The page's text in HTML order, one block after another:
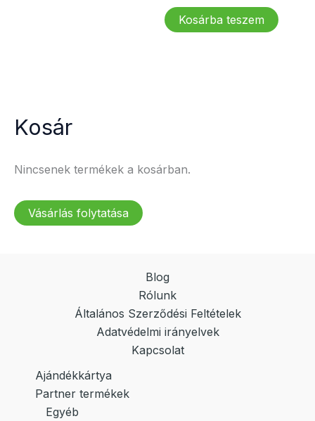
was:
19
15
Kosárba teszem
Kosár
Nincsenek termékek a kosárban.
Vásárlás folytatása
Blog
Rólunk
Általános Szerződési Feltételek
Adatvédelmi irányelvek
Kapcsolat
Ajándékkártya
Partner termékek
Egyéb